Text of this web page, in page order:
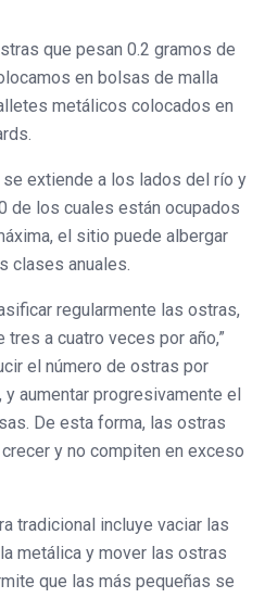
que pesan 0.2 gramos de
en bolsas de malla
metálicos colocados en
extiende a los lados del río y
de los cuales están ocupados
el sitio puede albergar
clases anuales.
regularmente las ostras,
a cuatro veces por año,”
el número de ostras por
aumentar progresivamente el
De esta forma, las ostras
y no compiten en exceso
tradicional incluye vaciar las
metálica y mover las ostras
que las más pequeñas se